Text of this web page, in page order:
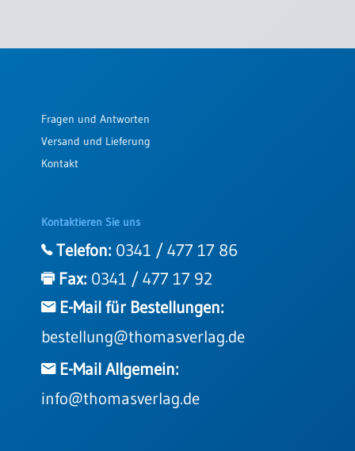
Fragen und Antworten
Versand und Lieferung
Kontakt
Kontaktieren Sie uns
Telefon: 0341 / 477 17 86
Fax: 0341 / 477 17 92
E-Mail für Bestellungen:
bestellung@thomasverlag.de
E-Mail Allgemein:
info@thomasverlag.de